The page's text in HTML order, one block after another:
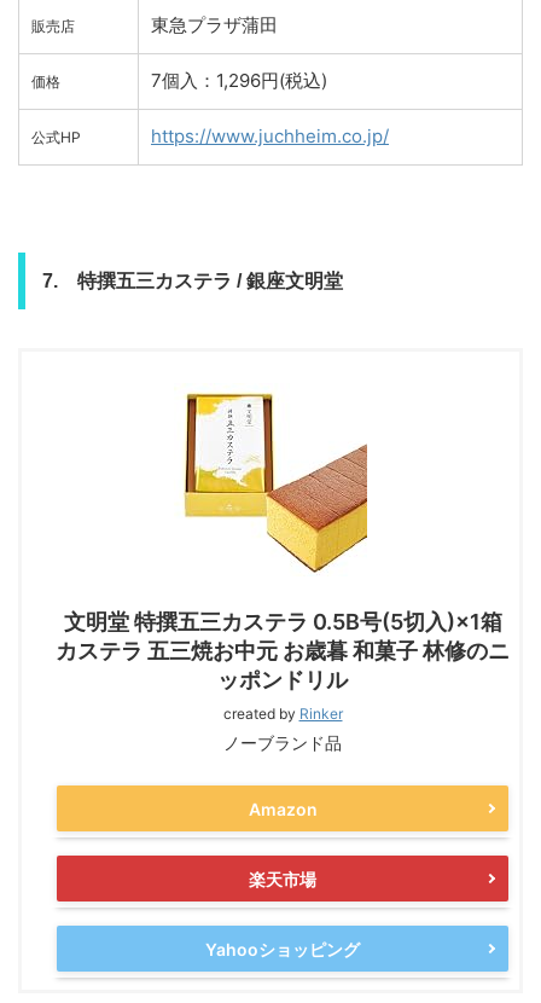
販売店 東急プラザ蒲田
価格 7個入：1,296円(税込)
公式HP https://www.juchheim.co.jp/
7. 特撰五三カステラ / 銀座文明堂
文明堂 特撰五三カステラ 0.5B号(5切入)×1箱
カステラ 五三焼お中元 お歳暮 和菓子 林修のニ
ッポンドリル
created by Rinker
ノーブランド品
Amazon
楽天市場
Yahooショッピング